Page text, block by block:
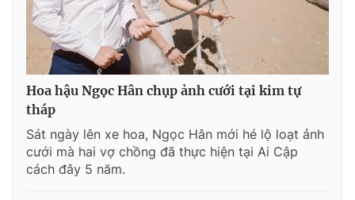
Hoa hậu Ngọc Hân chụp ảnh cưới tại kim tự
tháp
Sát ngày lên xe hoa, Ngọc Hân mới hé lộ loạt ảnh
cưới mà hai vợ chồng đã thực hiện tại Ai Cập
cách đây 5 năm.